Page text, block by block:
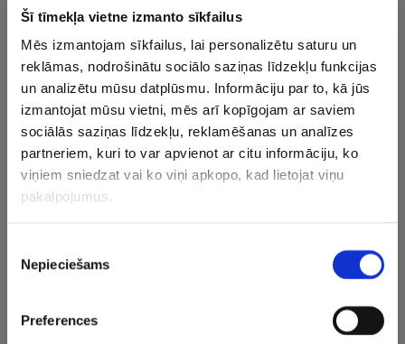
Šī tīmekļa vietne izmanto sīkfailus
Mēs izmantojam sīkfailus, lai personalizētu saturu un
reklāmas, nodrošinātu sociālo saziņas līdzekļu funkcijas
un analizētu mūsu datplūsmu. Informāciju par to, kā jūs
izmantojat mūsu vietni, mēs arī kopīgojam ar saviem
sociālās saziņas līdzekļu, reklamēšanas un analīzes
partneriem, kuri to var apvienot ar citu informāciju, ko
viņiem sniedzat vai ko viņi apkopo, kad lietojat viņu
pakalpojumus.
izvēle
Nepieciešams
Preferences
CITAS ZIŅAS NO ŠĪS KATEGORIJAS
Turpinās ASVEL
komandas biedrs
dodas uz Belgradu
spilgti
iekļuvis